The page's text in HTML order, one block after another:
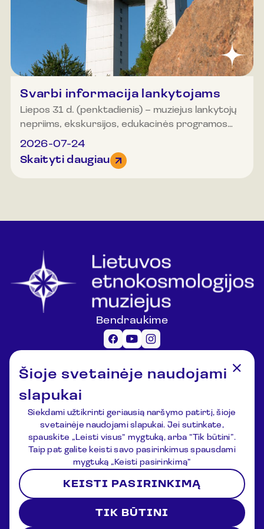
12.30, 13.00, 13.30, 14.00, 14.30, 15.00 ir 16.00
gali registruotis ir kitu laiku.Dėmesio!
Ekskursijoje gali dalyvauti ribotas dalyvių
skaičius, todėl rekomenduojame registruotis.
Svarbi informacija lankytojams
Liepos 31 d. (penktadienis) – muziejus lankytojų
nepriims, ekskursijos, edukacinės programos
bus neorganizuojamos.
2026-07-24
Skaityti daugiau
Šioje svetainėje naudojami
slapukai
Siekdami užtikrinti geriausią naršymo patirtį, šioje
svetainėje naudojami slapukai. Jei sutinkate,
spauskite „Leisti visus“ mygtuką, arba “Tik būtini”.
Taip pat galite keisti savo pasirinkimus spausdami
mygtuką „Keisti pasirinkimą“
KEISTI PASIRINKIMĄ
TIK BŪTINI
Bendraukime
registracija@lemuziejus.lt
info@etnokosmomuziejus.lt
+370 3 834 5424
Adresas
Kulionių k., Žvaigždžių g. 10, Čiulėnų
P./d. Nr.44, LT-33354, Molėtai
2026 © Lithuanian Ethnocosmology Museum. All rights
RegistracijaNaujienosApie muziejųKontaktai
Sąlygos ir nuostatosPrivatumo politika